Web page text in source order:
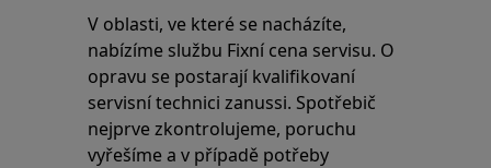
V oblasti, ve které se nacházíte,
nabízíme službu Fixní cena servisu. O
opravu se postarají kvalifikovaní
servisní technici zanussi. Spotřebič
nejprve zkontrolujeme, poruchu
vyřešíme a v případě potřeby